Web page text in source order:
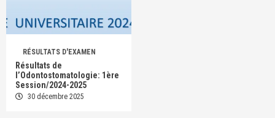
RÉSULTATS D'EXAMEN
Résultats de
l’Odontostomatologie: 1ère
Session/2024-2025
30 décembre 2025